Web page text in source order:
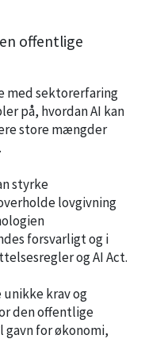
offentlige
med sektorerfaring
på, hvordan AI kan
store mængder
styrke
lovgivning
forsvarligt og i
og AI Act.
krav og
den offentlige
gavn for økonomi,